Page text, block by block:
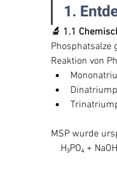
1.
🔬 1.1
Phosphatsalze
Reaktion von
MSP wurde
H₃PO₄ +